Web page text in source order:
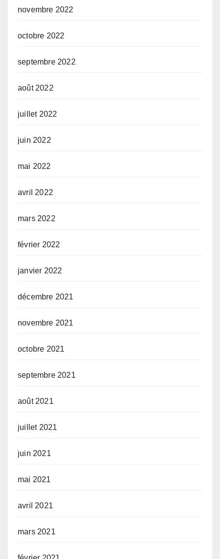
novembre 2022
octobre 2022
septembre 2022
août 2022
juillet 2022
juin 2022
mai 2022
avril 2022
mars 2022
février 2022
janvier 2022
décembre 2021
novembre 2021
octobre 2021
septembre 2021
août 2021
juillet 2021
juin 2021
mai 2021
avril 2021
mars 2021